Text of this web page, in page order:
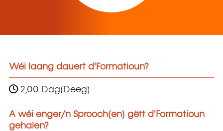
Wéi laang dauert d'Formatioun?
2,00 Dag(Deeg)
A wéi enger/n Sprooch(en) gëtt d'Formatioun
gehalen?